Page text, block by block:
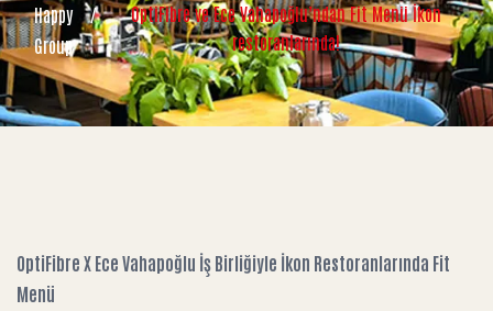
Happy
Group
/
OptiFibre ve Ece Vahapoğlu’ndan Fit Menü İkon
restoranlarında!
OptiFibre X Ece Vahapoğlu İş Birliğiyle İkon Restoranlarında Fit
Menü